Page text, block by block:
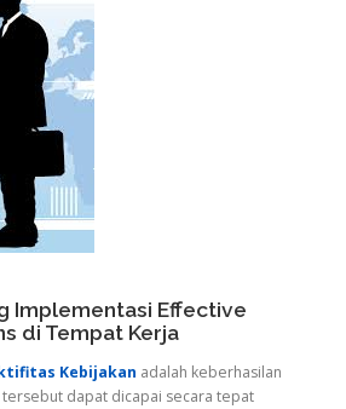
Implementasi Effective
di Tempat Kerja
Kebijakan adalah keberhasilan
tersebut dapat dicapai secara tepat